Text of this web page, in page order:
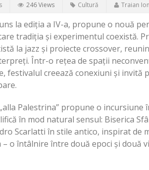
246 Views Cultură Traian
la ediția a IV-a, propune o nouă
tradiția și experimentul coexistă.
la jazz și proiecte crossover,
Într-o rețea de spații
festivalul creează conexiuni și invită
Palestrina” propune o incursiune
în mod natural sensul: Biserica
Scarlatti în stile antico, inspirat de
o întâlnire între două epoci și două